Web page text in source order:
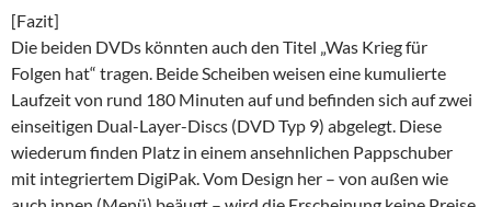
[Fazit]
Die beiden DVDs könnten auch den Titel „Was Krieg für
Folgen hat“ tragen. Beide Scheiben weisen eine kumulierte
Laufzeit von rund 180 Minuten auf und befinden sich auf zwei
einseitigen Dual-Layer-Discs (DVD Typ 9) abgelegt. Diese
wiederum finden Platz in einem ansehnlichen Pappschuber
mit integriertem DigiPak. Vom Design her – von außen wie